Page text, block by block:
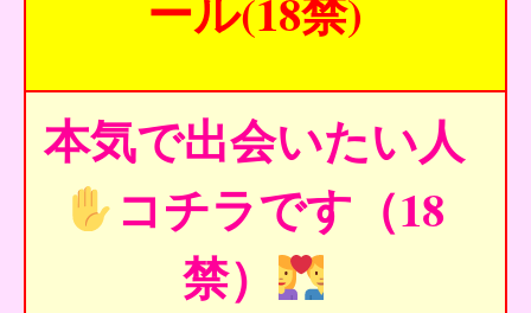
ール(18禁)
本気で出会いたい人
コチラです（18
禁）